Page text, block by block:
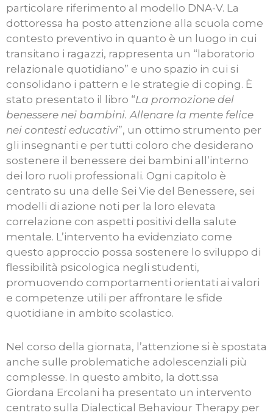
particolare riferimento al modello DNA-V. La
dottoressa ha posto attenzione alla scuola come
contesto preventivo in quanto è un luogo in cui
transitano i ragazzi, rappresenta un “laboratorio
relazionale quotidiano” e uno spazio in cui si
consolidano i pattern e le strategie di coping. È
stato presentato il libro “La promozione del
benessere nei bambini. Allenare la mente felice
nei contesti educativi”, un ottimo strumento per
gli insegnanti e per tutti coloro che desiderano
sostenere il benessere dei bambini all’interno
dei loro ruoli professionali. Ogni capitolo è
centrato su una delle Sei Vie del Benessere, sei
modelli di azione noti per la loro elevata
correlazione con aspetti positivi della salute
mentale. L’intervento ha evidenziato come
questo approccio possa sostenere lo sviluppo di
flessibilità psicologica negli studenti,
promuovendo comportamenti orientati ai valori
e competenze utili per affrontare le sfide
quotidiane in ambito scolastico.
Nel corso della giornata, l’attenzione si è spostata
anche sulle problematiche adolescenziali più
complesse. In questo ambito, la dott.ssa
Giordana Ercolani ha presentato un intervento
centrato sulla Dialectical Behaviour Therapy per